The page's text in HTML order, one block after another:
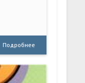
Подробнее